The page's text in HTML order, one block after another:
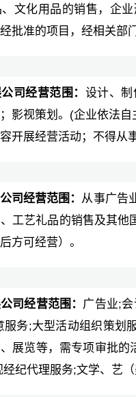
文化用品的销售，企
批准的项目，经相关部
司经营范围： 设计、
影视策划。(企业依法
开展经营活动；不得从
司经营范围： 从事广告
工艺礼品的销售及其
方可经营）。
司经营范围： 广告业;
服务;大型活动组织策划
展览等，需专项审批
经纪代理服务;文学、艺